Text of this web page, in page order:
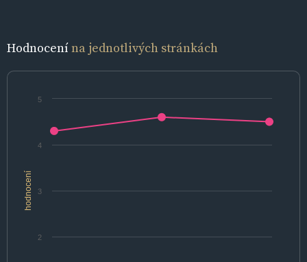
Hodnocenína jednotlivých stránkách
hodnocení
2
3
4
5